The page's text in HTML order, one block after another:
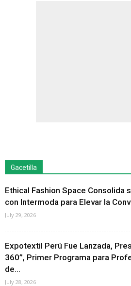
Gacetilla
Ethical Fashion Space Consolida
con Intermoda para Elevar la
July 29, 2026
Expotextil Perú Fue Lanzada,
360”, Primer Programa para
de...
July 28, 2026